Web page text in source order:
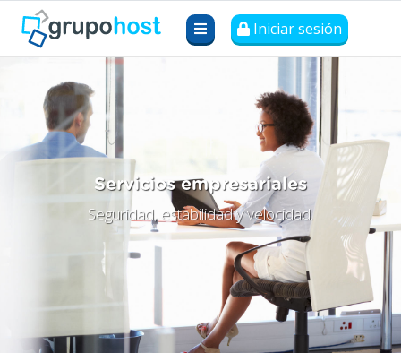
Iniciar sesión
Servicios empresariales
Seguridad, estabilidad y velocidad.